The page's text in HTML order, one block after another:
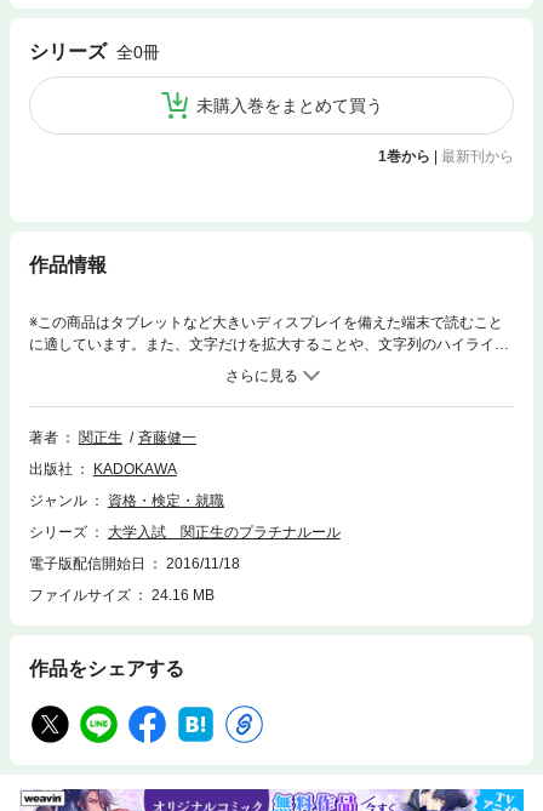
シリーズ 全0冊
未購入巻をまとめて買う
1巻から 最新刊から
作品情報
※この商品はタブレットなど大きいディスプレイを備えた端末で読むこと
に適しています。また、文字だけを拡大することや、文字列のハイライ
ト、検索、辞書の参照、引用などの機能が使用できません。発音・アクセ
ント問題をどう勉強したらよいかわからない、試験まであまり時間がな
い、丸暗記が苦手…。こんな受験生の皆さんに最適の1冊！ 現在の発
音・アクセント問題は「頻出単語のまる覚え」では通用しません！※本作
ェブサイトからダウンロードできます。音声データは、ＰＣなどの専用機
器でお楽しみください。
著者 関正生
斉藤健一
出版社
KADOKAWA
ジャンル
資格・検定・就職
シリーズ
大学入試 関正生のプラチナルール
電子版配信開始日
2016/11/18
ファイルサイズ
24.16 MB
作品をシェアする